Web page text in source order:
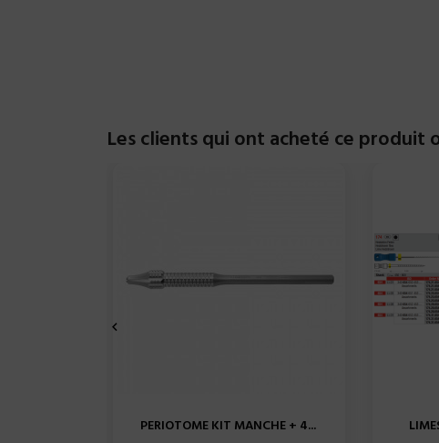
Les clients qui ont acheté ce produit
PERIOTOME KIT MANCHE + 4...
